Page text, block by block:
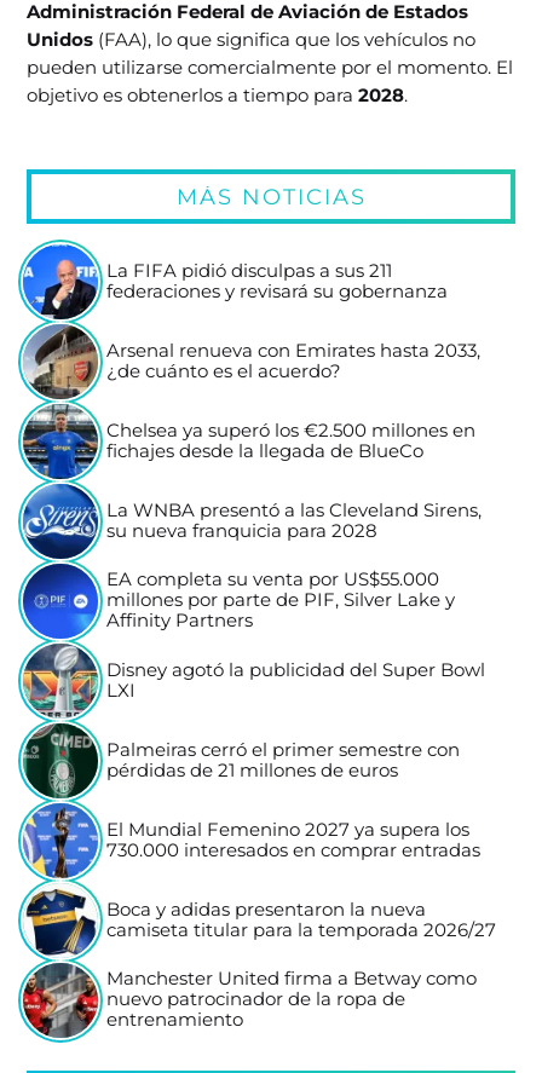
Administración Federal de Aviación de Estados
Unidos (FAA), lo que significa que los vehículos no
pueden utilizarse comercialmente por el momento. El
objetivo es obtenerlos a tiempo para2028.
MÁS NOTICIAS
La FIFA pidió disculpas a sus 211
federaciones y revisará su gobernanza
Arsenal renueva con Emirates hasta 2033,
¿de cuánto es el acuerdo?
Chelsea ya superó los €2.500 millones en
fichajes desde la llegada de BlueCo
La WNBA presentó a las Cleveland Sirens,
su nueva franquicia para 2028
EA completa su venta por US$55.000
millones por parte de PIF, Silver Lake y
Affinity Partners
Disney agotó la publicidad del Super Bowl
LXI
Palmeiras cerró el primer semestre con
pérdidas de 21 millones de euros
El Mundial Femenino 2027 ya supera los
730.000 interesados en comprar entradas
Boca y adidas presentaron la nueva
camiseta titular para la temporada 2026/27
Manchester United firma a Betway como
nuevo patrocinador de la ropa de
entrenamiento